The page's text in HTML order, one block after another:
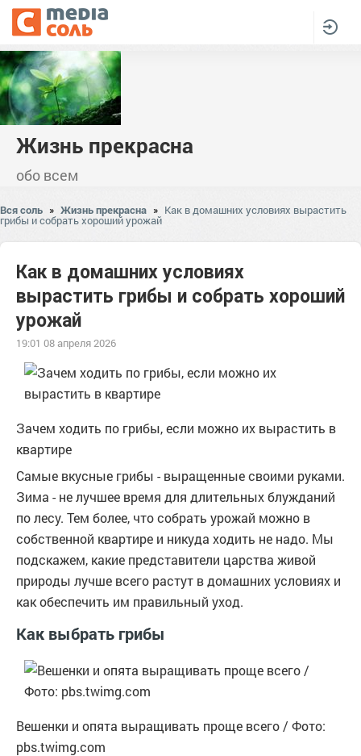
Жизнь прекрасна
обо всем
Вся соль » Жизнь прекрасна » Как в домашних условиях вырастить
грибы и собрать хороший урожай
Как в домашних условиях
вырастить грибы и собрать хороший
урожай
19:01 08 апреля 2026
Зачем ходить по грибы, если можно их вырастить в
квартире
Самые вкусные грибы - выращенные своими руками.
Зима - не лучшее время для длительных блужданий
по лесу. Тем более, что собрать урожай можно в
собственной квартире и никуда ходить не надо. Мы
подскажем, какие представители царства живой
природы лучше всего растут в домашних условиях и
как обеспечить им правильный уход.
Как выбрать грибы
Вешенки и опята выращивать проще всего / Фото:
pbs.twimg.com